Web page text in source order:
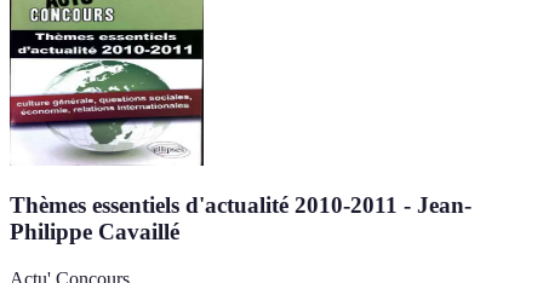
Thèmes essentiels d'actualité 2010-2011 - Jean-
Philippe Cavaillé
Actu' Concours